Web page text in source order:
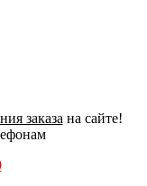
заказа на сайте!